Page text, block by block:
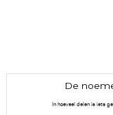
De
In hoeveel delen is iets